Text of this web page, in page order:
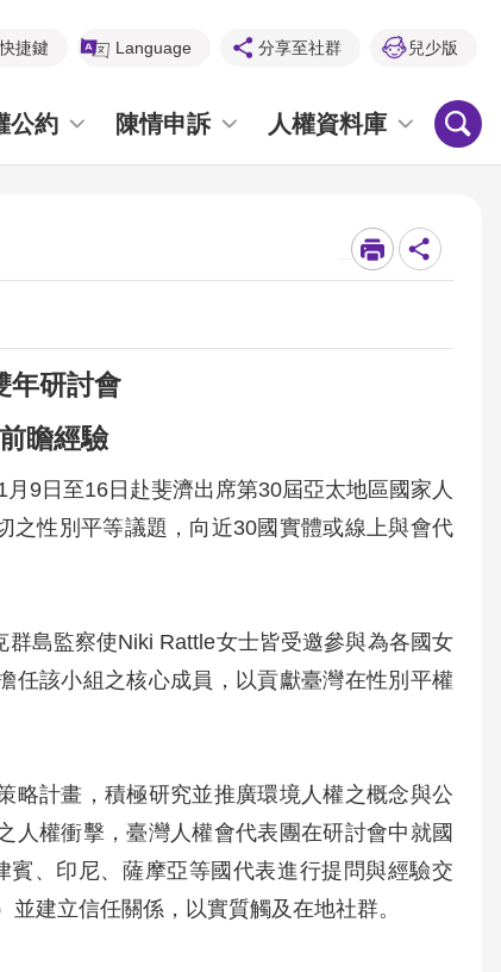
捷鍵 Language 分享至社群 兒少版
公約 陳情申訴 人權資料庫
年研討會
瞻經驗
9日至16日赴斐濟出席第30屆亞太地區國家人
之性別平等議題，向近30國實體或線上與會代
島監察使Niki Rattle女士皆受邀參與為各國女
任該小組之核心成員，以貢獻臺灣在性別平權
略計畫，積極研究並推廣環境人權之概念與公
人權衝擊，臺灣人權會代表團在研討會中就國
、印尼、薩摩亞等國代表進行提問與經驗交
建立信任關係，以實質觸及在地社群。